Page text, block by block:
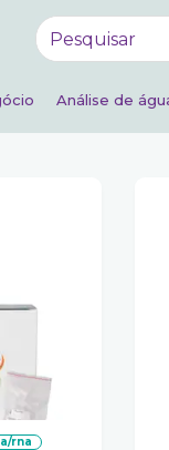
Análise de
rna